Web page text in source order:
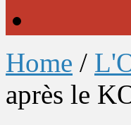
Home /
après le